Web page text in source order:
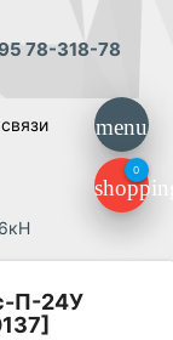
78-318-78
menu
0
П-24У